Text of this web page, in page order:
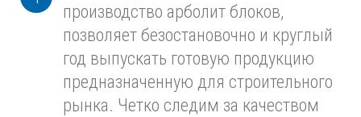
производство арболит блоков,
позволяет безостановочно и круглый
год выпускать готовую продукцию
предназначенную для строительного
рынка. Четко следим за качеством